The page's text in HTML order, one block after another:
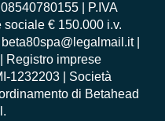
| P.IVA
€ 150.000 i.v.
|
Registro imprese
1232203 | Società
di Betahead